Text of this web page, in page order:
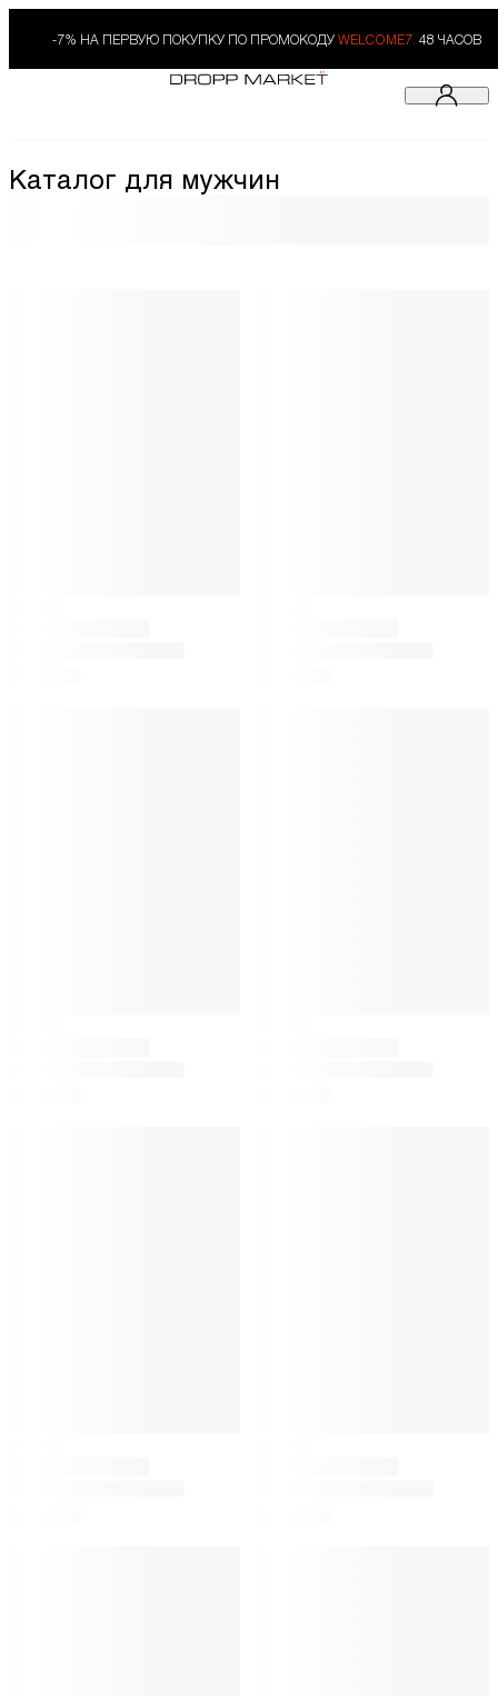
-7% НА ПЕРВУЮ ПОКУПКУ ПО ПРОМОКОДУ WELCOME7. 48 ЧАСОВ
Каталог для мужчин